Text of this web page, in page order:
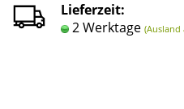
Lieferzeit:
2 Werktage (Ausland